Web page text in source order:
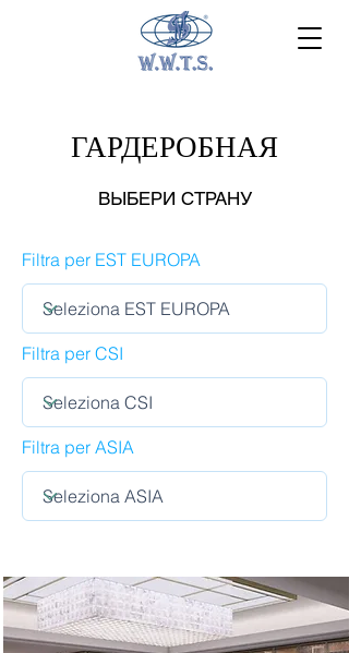
ГАРДЕРОБНАЯ
ВЫБЕРИ СТРАНУ
Filtra per EST EUROPA
Filtra per CSI
Filtra per ASIA